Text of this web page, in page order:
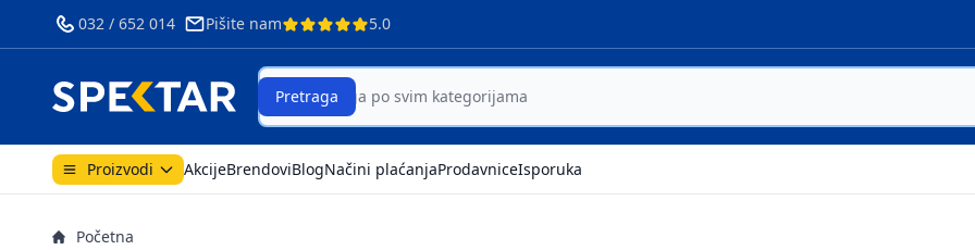
032 / 652 014 Pišite nam 5.0
Search
Pretraga
Proizvodi AkcijeBrendoviBlogNačini plaćanjaProdavniceIsporuka
Početna